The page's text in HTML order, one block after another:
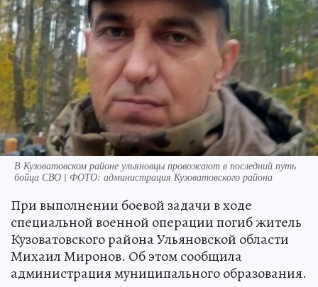
В Кузоватовском районе ульяновцы провожают в последний путь
бойца СВО | ФОТО: администрация Кузоватовского района
При выполнении боевой задачи в ходе
специальной военной операции погиб житель
Кузоватовского района Ульяновской области
Михаил Миронов. Об этом сообщила
администрация муниципального образования.